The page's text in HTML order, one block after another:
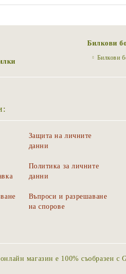
Билкови
Билкови
Защита на личните
данни
Политика за личните
данни
Въпроси и разрешаване
на спорове
магазин е 100% съобразен с